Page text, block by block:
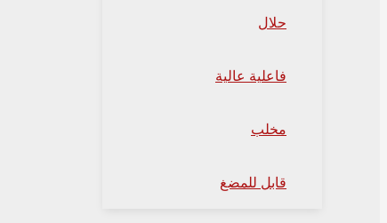
حلال
فاعلية عالية
مخلب
قابل للمضغ